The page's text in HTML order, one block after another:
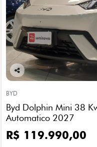
Co
arti
lhe
BYD
Byd Dolphin Mini 38
Automatico 2027
R$ 119.990,00